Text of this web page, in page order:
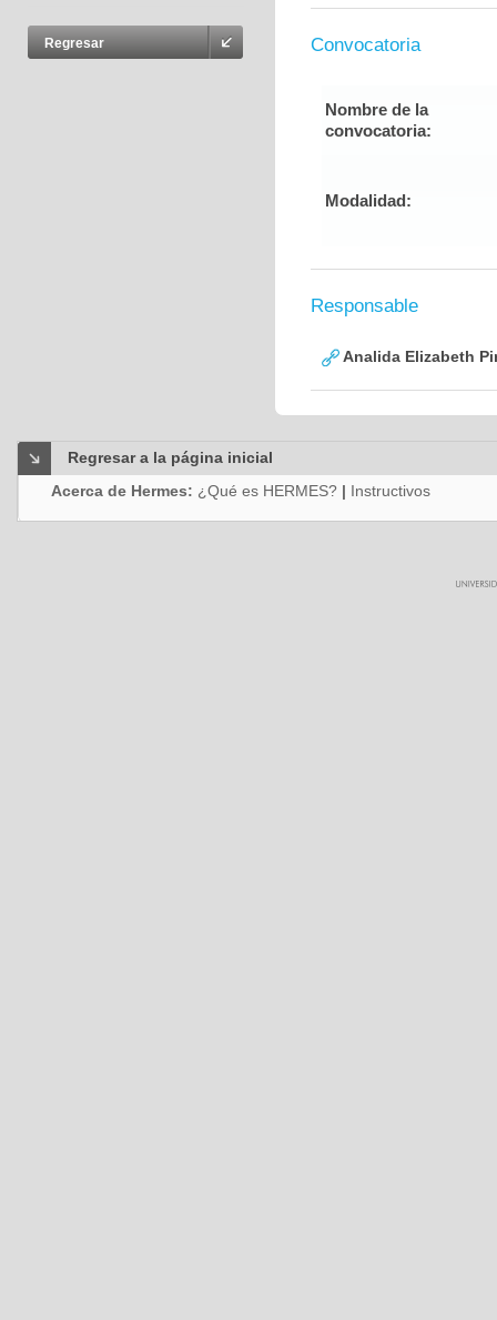
Regresar Convocatoria
Nombre de la
convocatoria:
Modalidad:
Responsable
Analida Elizabeth
Regresar a la página inicial
Acerca de Hermes: ¿Qué es HERMES? | Instructivos